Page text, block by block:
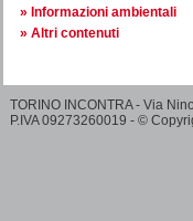
Informazioni ambientali
Altri contenuti
TORINO INCONTRA - Via
P.IVA 09273260019 - ©